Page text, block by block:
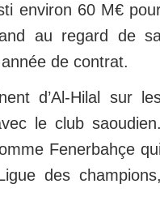
environ 60 M€
au regard de
de contrat.
d’Al‑Hilal sur
le club saoudien.
Fenerbahçe qui
des champions,